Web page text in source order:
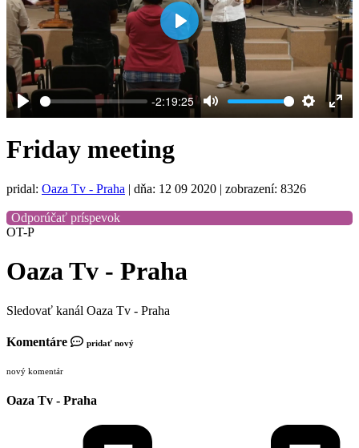
Play
-2:19:25
Mute Settings
Play
Friday meeting
pridal: Oaza Tv - Praha | dňa: 12 09 2020 | zobrazení: 8326
Odporúčať príspevok
OT-P
Oaza Tv - Praha
Sledovať kanál Oaza Tv - Praha
Komentáre pridať nový
nový komentár
Oaza Tv - Praha